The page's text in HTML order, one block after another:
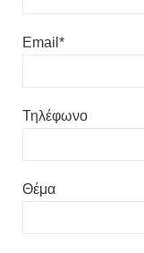
Email*
Τηλέφωνο
Θέμα